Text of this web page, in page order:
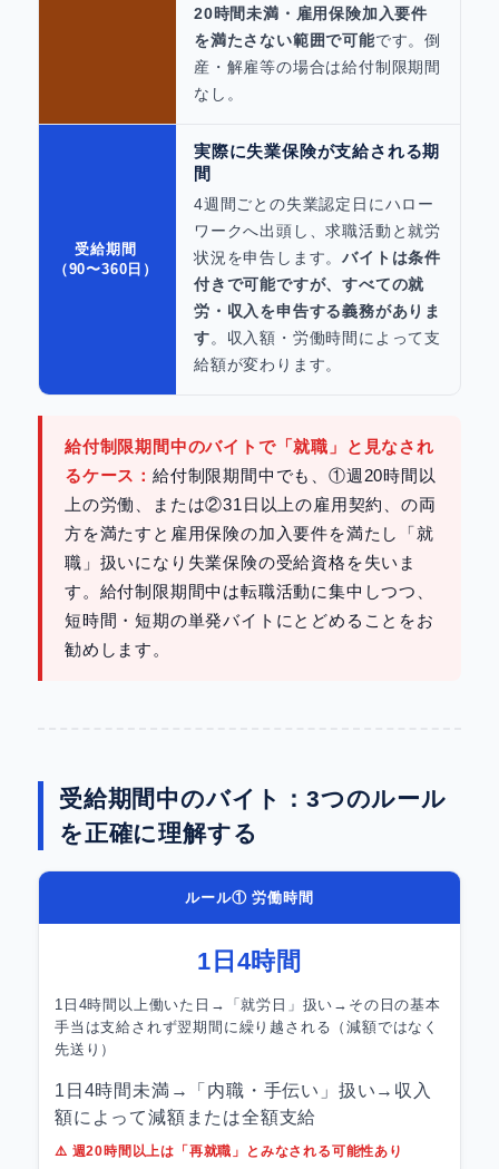
20時間未満・雇用保険加入要件
を満たさない範囲で可能です。倒
産・解雇等の場合は給付制限期間
なし。
受給期間
（90〜360日）
実際に失業保険が支給される期
間
4週間ごとの失業認定日にハロー
ワークへ出頭し、求職活動と就労
状況を申告します。バイトは条件
付きで可能ですが、すべての就
労・収入を申告する義務がありま
す。収入額・労働時間によって支
給額が変わります。
給付制限期間中のバイトで「就職」と見なされ
るケース： 給付制限期間中でも、①週20時間以
上の労働、または②31日以上の雇用契約、の両
方を満たすと雇用保険の加入要件を満たし「就
職」扱いになり失業保険の受給資格を失いま
す。給付制限期間中は転職活動に集中しつつ、
短時間・短期の単発バイトにとどめることをお
勧めします。
受給期間中のバイト：3つのルール
を正確に理解する
ルール① 労働時間
1日4時間
1日4時間以上働いた日→「就労日」扱い→その日の基本
手当は支給されず翌期間に繰り越される（減額ではなく
先送り）
1日4時間未満→「内職・手伝い」扱い→収入
額によって減額または全額支給
⚠️ 週20時間以上は「再就職」とみなされる可能性あり